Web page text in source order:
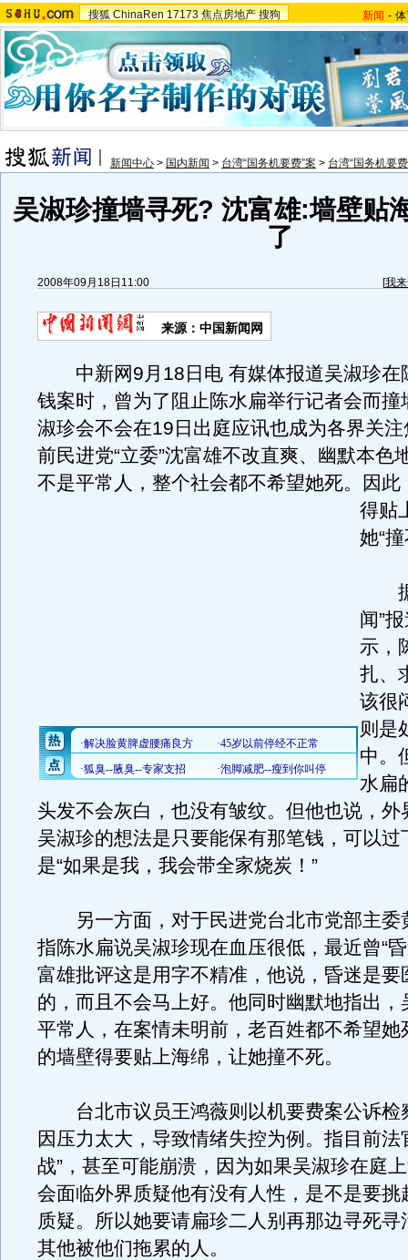
搜狐 ChinaRen 17173 焦点房地产 搜狗 新闻 -
新闻中心 > 国内新闻 > 台湾“国务机要费”案 > 台湾“国务机要
吴淑珍撞墙寻死? 沈富雄:墙壁贴
了
2008年09月18日11:00 [我
来源：中国新闻网
中新网9月18日电 有媒体报道吴淑珍在
钱案时，曾为了阻止陈水扁举行记者会而撞
淑珍会不会在19日出庭应讯也成为各界关
前民进党“立委”沈富雄不改直爽、幽默本色
不是平常人，整个社会都不希望她死。
因此
得贴
她“
据
闻”
示，
扎、
该很
则是
中。
水扁
头发不会灰白，也没有皱纹。但他也说，外
吴淑珍的想法是只要能保有那笔钱，可以过
是“如果是我，我会带全家烧炭！”
另一方面，对于民进党台北市党部主委
指陈水扁说吴淑珍现在血压很低，最近曾“
富雄批评这是用字不精准，他说，昏迷是要
的，而且不会马上好。他同时幽默地指出，
平常人，在案情未明前，老百姓都不希望她
的墙壁得要贴上海绵，让她撞不死。
台北市议员王鸿薇则以机要费案公诉检
因压力太大，导致情绪失控为例。指目前法
战”，甚至可能崩溃，因为如果吴淑珍在庭上
会面临外界质疑他有没有人性，是不是要挑
质疑。所以她要请扁珍二人别再那边寻死寻
其他被他们拖累的人。